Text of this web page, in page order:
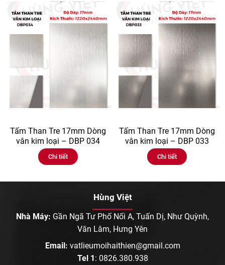
Tấm Than Tre 17mm Dòng
vân kim loại – DBP 034
Chi tiết
Tấm Than Tre 17mm Dòng
vân kim loại – DBP 033
Chi tiết
Hùng Việt
Nhà Máy: Gần Ngã Tư Phố Nối A, Tuấn Dị, Như Quỳnh,
Văn Lâm, Hưng Yên
Email: vatlieumoihaithien@gmail.com
Tel 1: 0826.380.938